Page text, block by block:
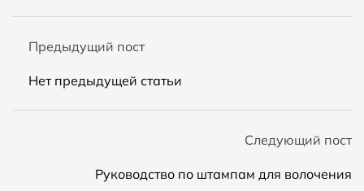
Предыдущий пост
Нет предыдущей статьи
Следующий пост
Руководство по штампам для волочения